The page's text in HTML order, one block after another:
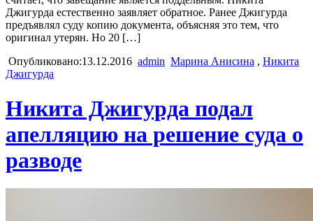
Джигурда естественно заявляет обратное. Ранее Джигурда
предъявлял суду копию документа, объясняя это тем, что
оригинал утерян. Но 20 […]
Опубликовано:13.12.2016 admin Марина Анисина , Никита
Джигурда
Никита Джигурда подал
апелляцию на решение суда о
разводе